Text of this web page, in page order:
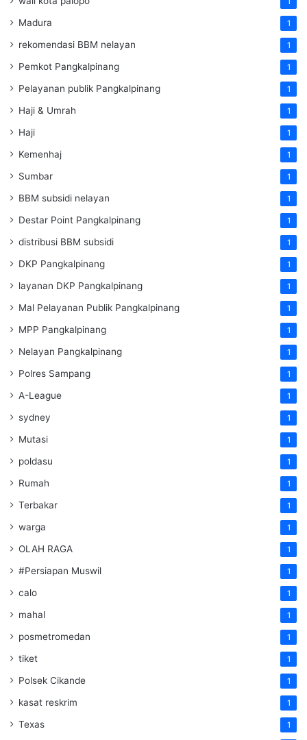
Madura 1
rekomendasi BBM nelayan 1
Pemkot Pangkalpinang 1
Pelayanan publik Pangkalpinang 1
Haji & Umrah 1
Haji 1
Kemenhaj 1
Sumbar 1
BBM subsidi nelayan 1
Destar Point Pangkalpinang 1
distribusi BBM subsidi 1
DKP Pangkalpinang 1
layanan DKP Pangkalpinang 1
Mal Pelayanan Publik Pangkalpinang 1
MPP Pangkalpinang 1
Nelayan Pangkalpinang 1
Polres Sampang 1
A-League 1
sydney 1
Mutasi 1
poldasu 1
Rumah 1
Terbakar 1
warga 1
OLAH RAGA 1
#Persiapan Muswil 1
calo 1
mahal 1
posmetromedan 1
tiket 1
Polsek Cikande 1
kasat reskrim 1
Texas 1